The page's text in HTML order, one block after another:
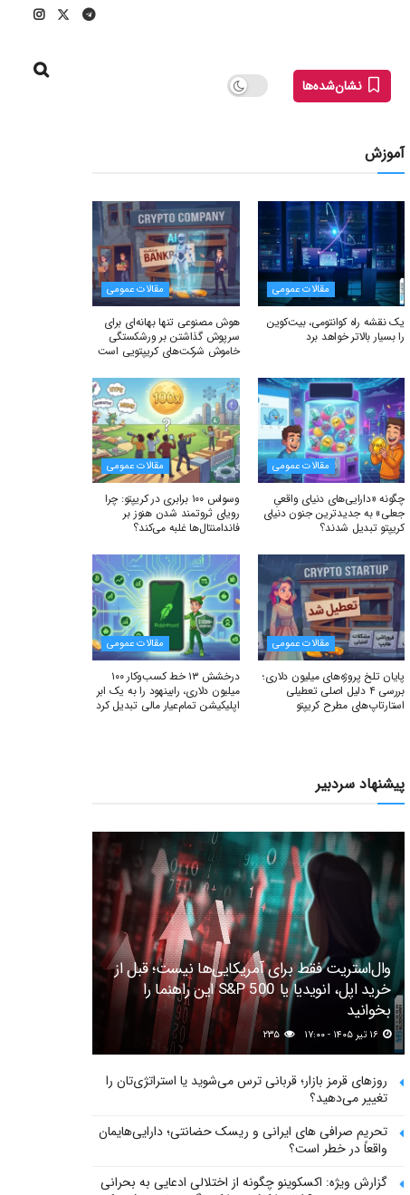
نشان‌شده‌ها
آموزش
مقالات عمومی
یک نقشه راه کوانتومی، بیت‌کوین
را بسیار بالاتر خواهد برد
مقالات عمومی
هوش مصنوعی تنها بهانه‌ای برای
سرپوش گذاشتن بر ورشکستگی
خاموش شرکت‌های کریپتویی است
مقالات عمومی
چگونه «دارایی‌های دنیای واقعیِ
جعلی» به جدیدترین جنون دنیای
کریپتو تبدیل شدند؟
مقالات عمومی
وسواس ۱۰۰ برابری در کریپتو: چرا
رویای ثروتمند شدن هنوز بر
فاندامنتال‌ها غلبه می‌کند؟
مقالات عمومی
پایان تلخ پروژه‌های میلیون دلاری؛
بررسی ۴ دلیل اصلی تعطیلی
استارتاپ‌های مطرح کریپتو
مقالات عمومی
درخشش ۱۳ خط کسب‌وکار ۱۰۰
میلیون دلاری، رابینهود را به یک ابر
اپلیکیشن تمام‌عیار مالی تبدیل کرد
پیشنهاد سردبیر
وال‌استریت فقط برای آمریکایی‌ها نیست؛ قبل از
خرید اپل، انویدیا یا S&P 500 این راهنما را
بخوانید
روزهای قرمز بازار؛ قربانی ترس می‌شوید یا استراتژی‌تان را
تغییر می‌دهید؟
تحریم صرافی های ایرانی و ریسک حضانتی؛ دارایی‌هایمان
واقعاً در خطر است؟
گزارش ویژه: اکسکوینو چگونه از اختلالی ادعایی به بحرانی